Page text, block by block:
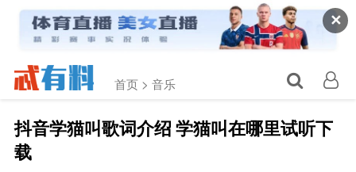
✕
首页 > 音乐
抖音学猫叫歌词介绍 学猫叫在哪里试听下
载